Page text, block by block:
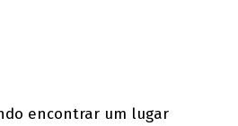
encontrar um lugar